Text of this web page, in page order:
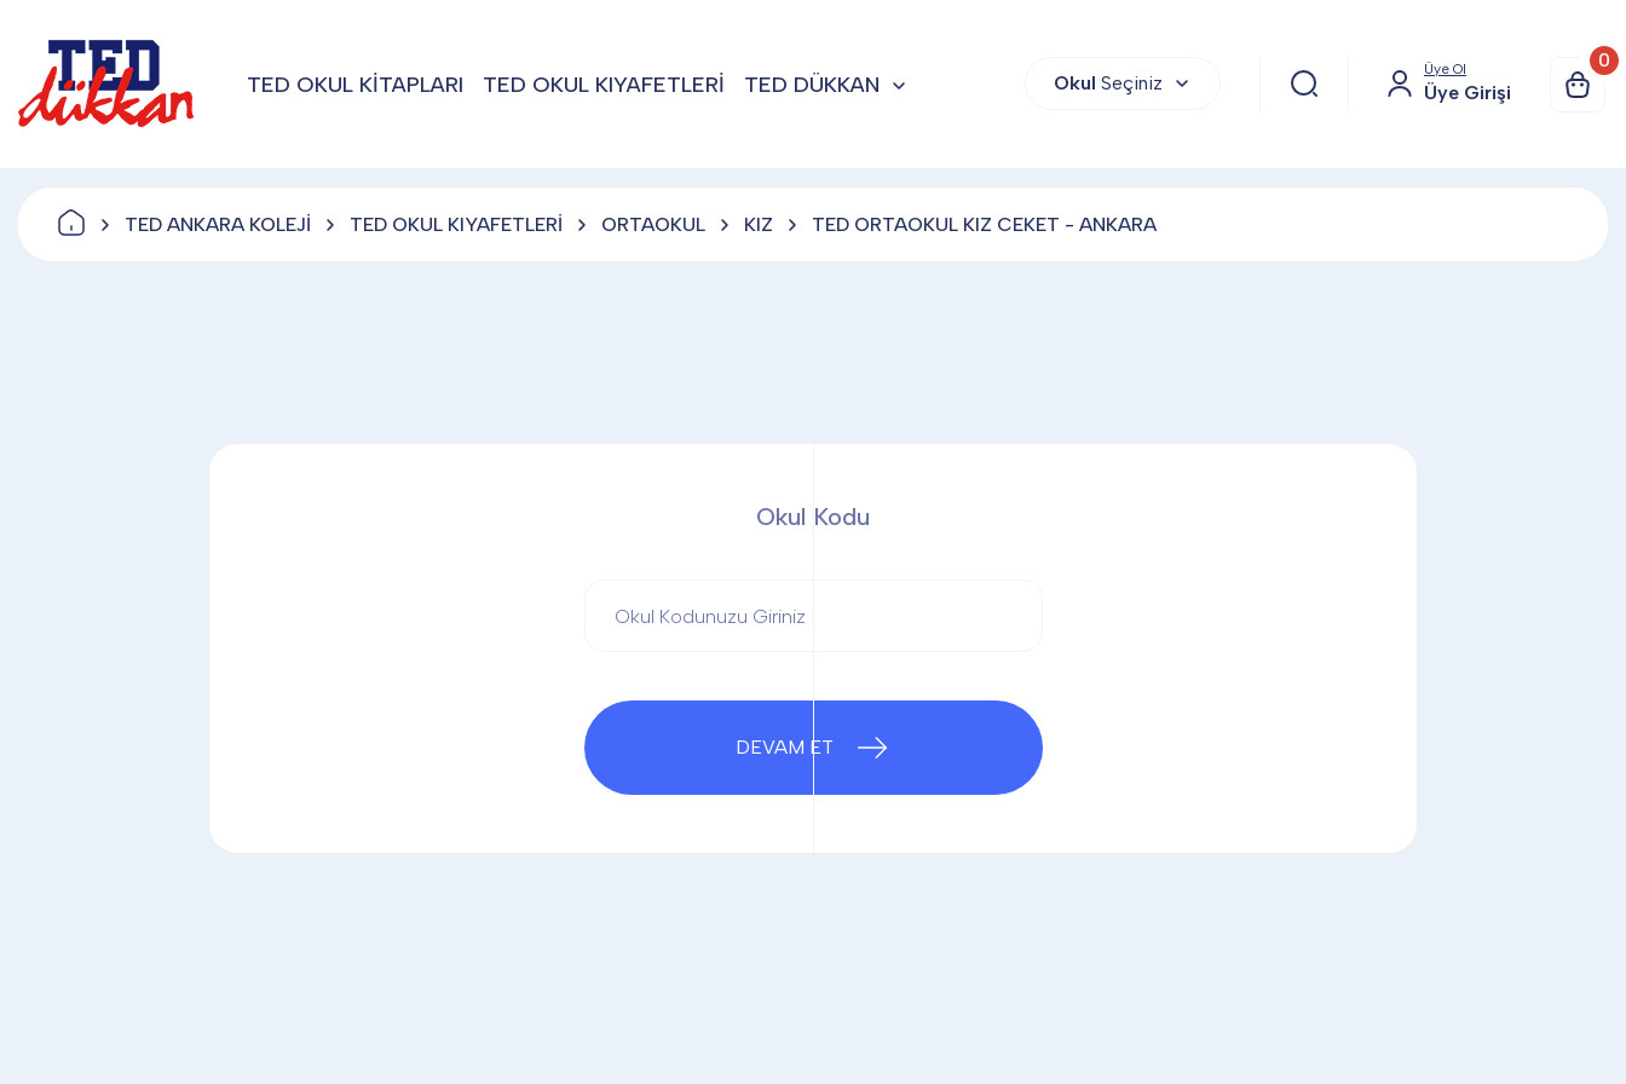
TED OKUL KİTAPLARI TED OKUL KIYAFETLERİ TED DÜKKAN Okul Seçiniz
Üye Ol
Üye Girişi
0
TED ANKARA KOLEJİ TED OKUL KIYAFETLERİ ORTAOKUL KIZ TED ORTAOKUL KIZ CEKET - ANKARA
Okul Kodu
DEVAM ET